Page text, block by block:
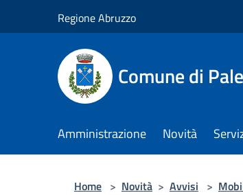
Regione Abruzzo
Comune di
Amministrazione Novità
Home > Novità > Avvisi >